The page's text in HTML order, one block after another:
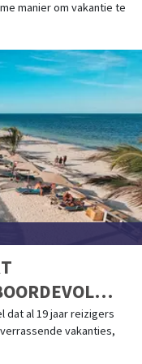
manier om vakantie te
dat al 19 jaar reizigers
vakanties,